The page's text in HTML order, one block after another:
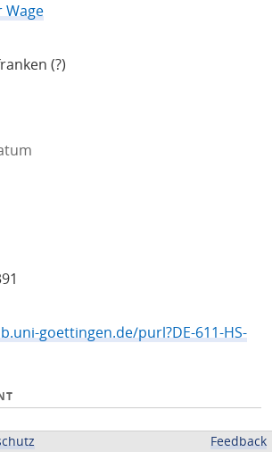
Wage
(?)
goettingen.de/purl?DE-611-HS-
Feedback